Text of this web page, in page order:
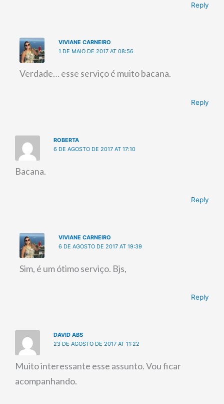
Reply
VIVIANE CARNEIRO
1 DE MAIO DE 2017 AT 08:56
Verdade… esse serviço é muito bacana.
Reply
ROBERTA
6 DE AGOSTO DE 2017 AT 17:10
Bacana.
Reply
VIVIANE CARNEIRO
6 DE AGOSTO DE 2017 AT 19:39
Sim, é um ótimo serviço. Bjs,
Reply
DAVID ABS
23 DE AGOSTO DE 2017 AT 11:22
Muito interessante esse assunto. Vou ficar
acompanhando.